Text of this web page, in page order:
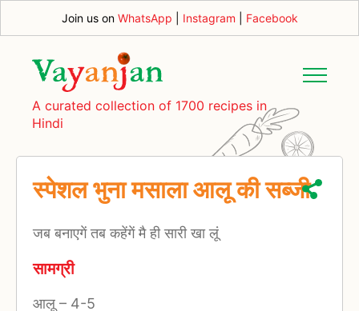
Join us on WhatsApp Instagram Facebook
A curated collection of 1700 recipes in
Hindi
स्पेशल भुना मसाला आलू की सब्जी
जब बनाएगें तब कहेंगें मै ही सारी खा लूं
सामग्री
आलू – 4-5